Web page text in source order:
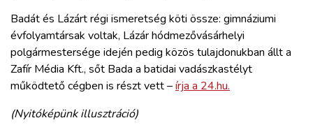
Badát és Lázárt régi ismeretség köti össze: gimnáziumi
évfolyamtársak voltak, Lázár hódmezővásárhelyi
polgármestersége idején pedig közös tulajdonukban állt a
Zafír Média Kft., sőt Bada a batidai vadászkastélyt
működtető cégben is részt vett –írja a 24.hu.
(Nyitóképünk illusztráció)